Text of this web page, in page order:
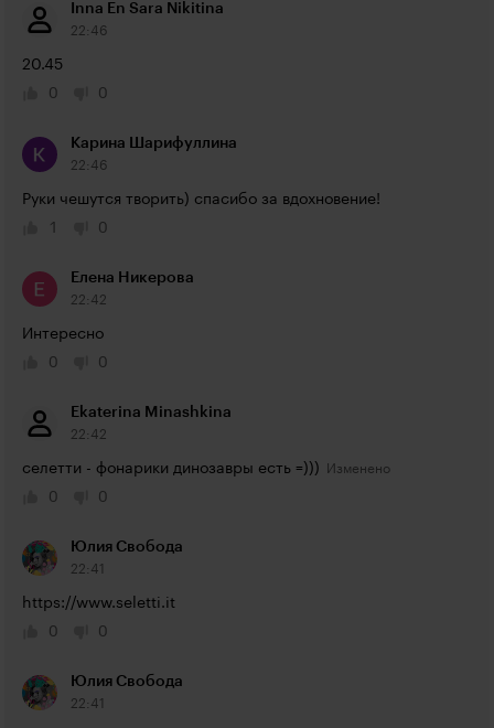
Inna En Sara Nikitina
22:46
20.45
0
0
Карина Шарифуллина
22:46
Руки чешутся творить) спасибо за вдохновение!
1
0
Елена Никерова
22:42
Интересно
0
0
Ekaterina Minashkina
22:42
селетти - фонарики динозавры есть =)))
0
0
Юлия Свобода
22:41
https://www.seletti.it
0
0
Юлия Свобода
22:41